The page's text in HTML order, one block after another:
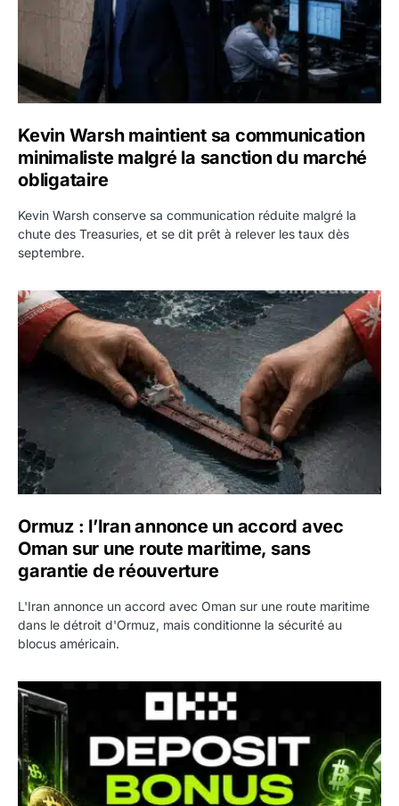
Kevin Warsh maintient sa communication
minimaliste malgré la sanction du marché
obligataire
Kevin Warsh conserve sa communication réduite malgré la
chute des Treasuries, et se dit prêt à relever les taux dès
septembre.
Ormuz : l’Iran annonce un accord avec Oman sur une
Ormuz : l’Iran annonce un accord avec
Oman sur une route maritime, sans
garantie de réouverture
L'Iran annonce un accord avec Oman sur une route maritime
dans le détroit d'Ormuz, mais conditionne la sécurité au
blocus américain.
OKX relance une campagne Deposit Bonus : jusqu’à 5